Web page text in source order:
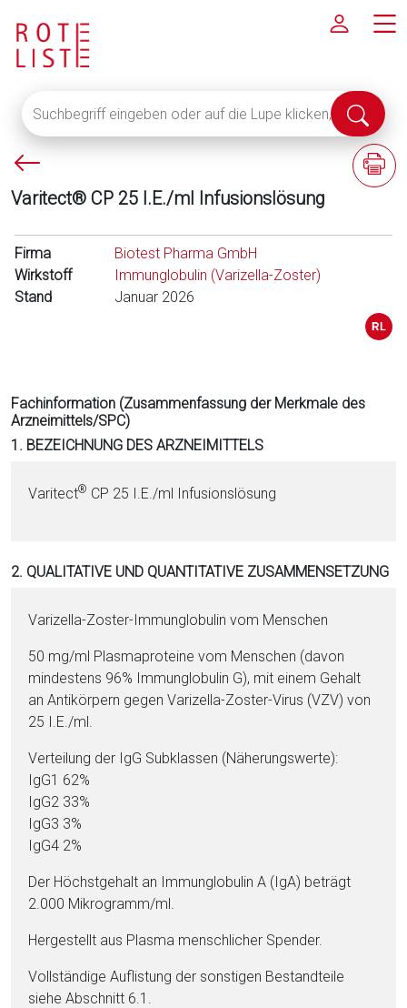
eingeben
oder
auf
die
Lupe
klicken,
um
alle
Fachinformationen
Suche
P
e
l
l
i
Varitect® CP 25 I.E./ml Infusionslösung
F
a
o
r
D
Firma
Biotest Pharma GmbH
Wirkstoff
Immunglobulin (Varizella-Zoster)
Stand
Januar 2026
Fachinformation (Zusammenfassung der Merkmale des
Arzneimittels/SPC)
1. BEZEICHNUNG DES ARZNEIMITTELS
Varitect® CP 25 I.E./ml Infusionslösung
2. QUALITATIVE UND QUANTITATIVE ZUSAMMENSETZUNG
Varizella-Zos­ter-Im­mun­glo­bu­lin vom Men­schen
50 mg/ml Plas­ma­pro­tei­ne vom Men­schen (davon
mindestens 96% Im­mun­glo­bu­lin G), mit ei­nem Ge­halt
an Antikörpern ge­gen Varizella-Zos­ter-Vi­rus (VZV) von
25 I.E./ml.
Verteilung der IgG Subklassen (Näherungswerte):
IgG1 62%
IgG2 33%
IgG3 3%
IgG4 2%
Der Höchstgehalt an Im­mun­glo­bu­lin A (IgA) beträgt
2.000 Mi­kro­gramm/ml.
Hergestellt aus Plasma menschlicher Spender.
Vollständige Auflistung der sonstigen Be­stand­tei­le
siehe Abschnitt 6.1.